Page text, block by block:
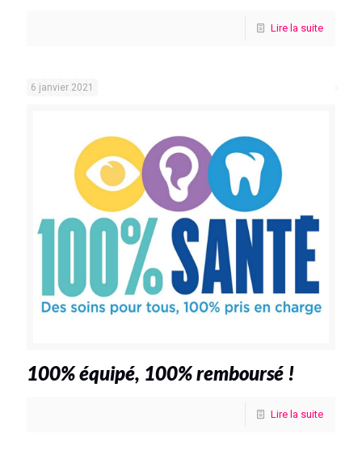
Lire la suite
6 janvier 2021
100% équipé, 100% remboursé !
Lire la suite